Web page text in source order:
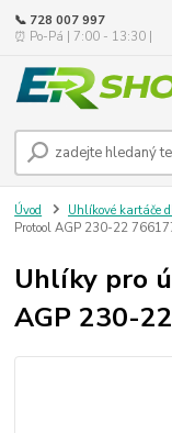
📞 728 007 997
⏰ Po-Pá | 7:00 - 13:30 |
Úvod Uhlíkové kartáče
Protool AGP 230-22
Uhlíky pro
AGP 230-